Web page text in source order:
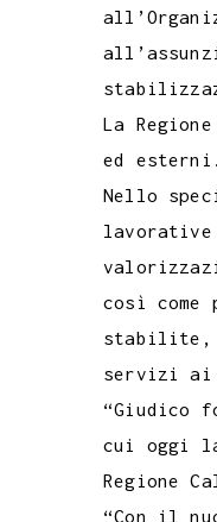
La
ed esterni.
Nello
così come
stabilite,
servizi
“Giudico
cui oggi
Regione
“Con il